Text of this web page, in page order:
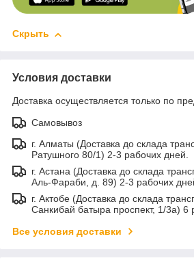
Скрыть
Условия доставки
Доставка осуществляется только по
Самовывоз
г. Алматы (Доставка до склада
Ратушного 80/1) 2-3 рабочих дней.
г. Астана (Доставка до склада
Аль-Фараби, д. 89) 2-3 рабочих
г. Актобе (Доставка до склада
Санкибай батыра проспект, 1/3а) 6
Все условия доставки